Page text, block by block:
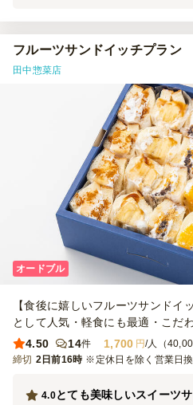
ったです。箱に貼り紙がありどの味
いたので、子供達も食べやすそうでし
フルーツサンドイッチプラン
田中惣菜店
オードブル
【食後に嬉しいフルーツサンドイ
として人気・軽食にも最適・こだ
4.50
14件 1,700 円/人（
締切 2日前16時 ※定休日を除く営業日
とても美味しいスイーツ
4.0